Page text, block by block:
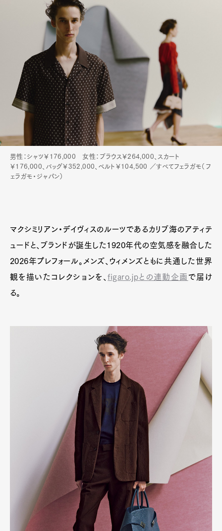
Pen Membership
Magazine
Official Columnist
Contact
Pen Meet
Pen international Pen tw
男性：シャツ￥176,000 女性：ブラウス￥264,000、スカート
￥176,000、バッグ￥352,000、ベルト￥104,500 ／すべてフェラガモ（フ
ェラガモ・ジャパン）
マクシミリアン・デイヴィスのルーツであるカリブ海のアティテ
ュードと、ブランドが誕生した1920年代の空気感を融合した
2026年プレフォール。メンズ、ウィメンズともに共通した世界
観を描いたコレクションを、figaro.jpとの連動企画 で届け
る。